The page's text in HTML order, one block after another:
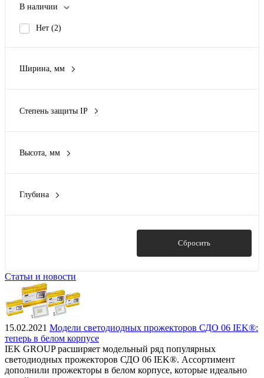
В наличии
Нет (2)
Ширина, мм
Степень защиты IP
Высота, мм
Глубина
Сбросить
Статьи и новости
15.02.2021 Модели светодиодных прожекторов СДО 06 IEK®:
теперь в белом корпусе
IEK GROUP расширяет модельный ряд популярных
светодиодных прожекторов СДО 06 IEK®. Ассортимент
дополнили прожекторы в белом корпусе, которые идеально